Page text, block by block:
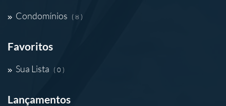
Condomínios ( 8 )
Favoritos
Sua Lista ( 0 )
Lançamentos